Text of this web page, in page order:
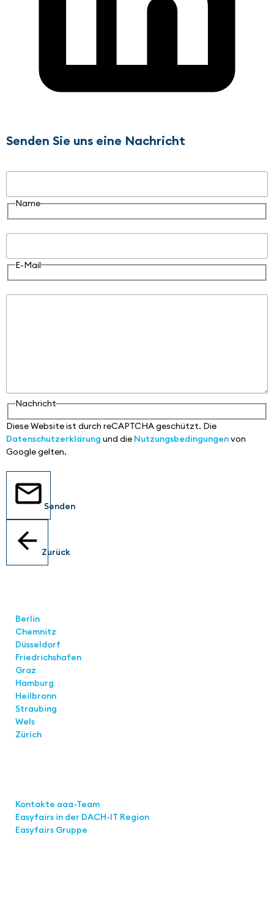
Senden Sie uns eine Nachricht
Name
E-Mail
Nachricht
Diese Website ist durch reCAPTCHA geschützt. Die
Datenschutzerklärung und die Nutzungsbedingungenvon
Google gelten.
Senden
Zurück
Berlin
Chemnitz
Düsseldorf
Friedrichshafen
Graz
Hamburg
Heilbronn
Straubing
Wels
Zürich
Kontakte aaa-Team
Easyfairs in der DACH-IT Region
Easyfairs Gruppe